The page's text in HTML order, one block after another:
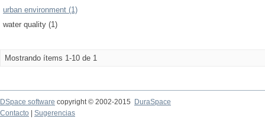
urban environment (1)
water quality (1)
Mostrando ítems 1-10 de 1
DSpace software copyright © 2002-2015
DuraSpace
Contacto
Sugerencias